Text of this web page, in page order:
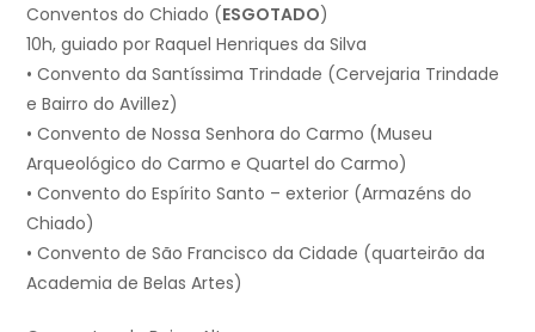
Conventos do Chiado (ESGOTADO)
10h, guiado por Raquel Henriques da Silva
• Convento da Santíssima Trindade (Cervejaria Trindade
e Bairro do Avillez)
• Convento de Nossa Senhora do Carmo (Museu
Arqueológico do Carmo e Quartel do Carmo)
• Convento do Espírito Santo – exterior (Armazéns do
Chiado)
• Convento de São Francisco da Cidade (quarteirão da
Academia de Belas Artes)